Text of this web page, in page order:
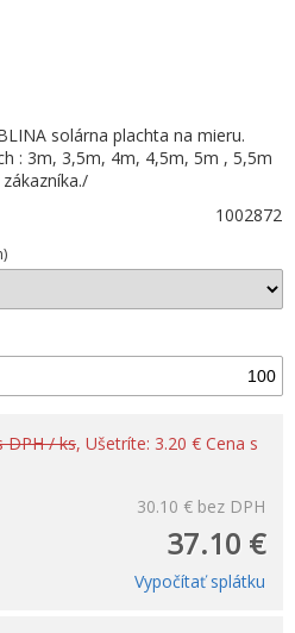
solárna plachta na mieru.
: 3m, 3,5m, 4m, 4,5m, 5m , 5,5m
1002872
DPH / ks, Ušetríte: 3.20 € Cena s
30.10 € bez DPH
37.10 €
Vypočítať splátku